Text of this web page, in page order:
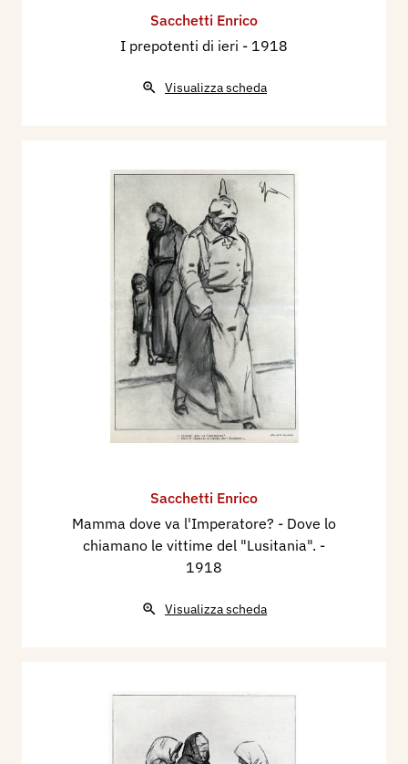
Sacchetti Enrico
I prepotenti di ieri - 1918
Visualizza scheda
Sacchetti Enrico
Mamma dove va l'Imperatore? - Dove lo
chiamano le vittime del "Lusitania". -
1918
Visualizza scheda